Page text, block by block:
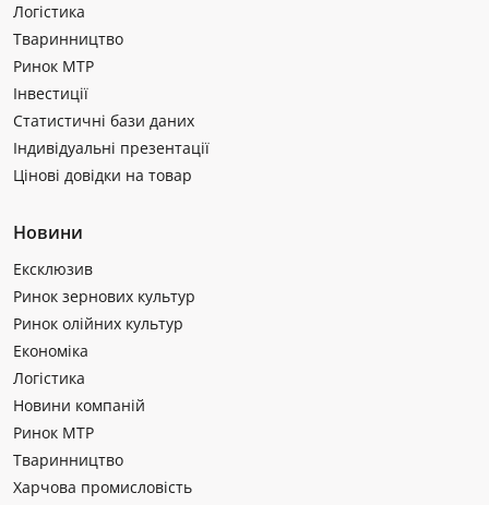
Логістика
Тваринництво
Ринок МТР
Інвестиції
Статистичні бази даних
Індивідуальні презентації
Цінові довідки на товар
Новини
Ексклюзив
Ринок зернових культур
Ринок олійних культур
Економіка
Логістика
Новини компаній
Ринок МТР
Тваринництво
Харчова промисловість